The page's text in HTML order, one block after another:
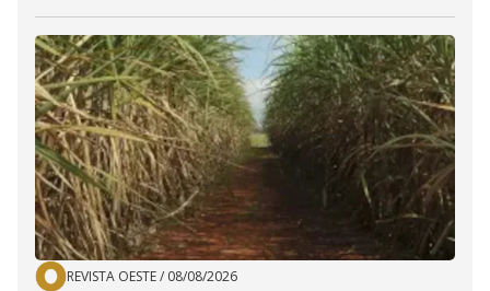
REVISTA OESTE/ 08/08/2026